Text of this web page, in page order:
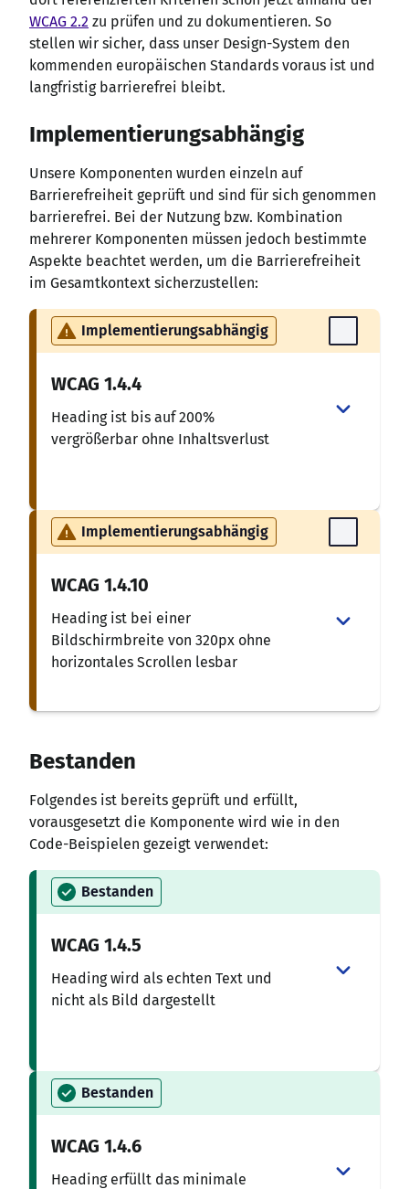
WCAG 2.2 zu prüfen und zu dokumentieren. So
stellen wir sicher, dass unser Design-System den
kommenden europäischen Standards voraus ist und
langfristig barrierefrei bleibt.
Implementierungsabhängig
Unsere Komponenten wurden einzeln auf
Barrierefreiheit geprüft und sind für sich genommen
barrierefrei. Bei der Nutzung bzw. Kombination
mehrerer Komponenten müssen jedoch bestimmte
Aspekte beachtet werden, um die Barrierefreiheit
im Gesamtkontext sicherzustellen:
Implementierungsabhängig
WCAG 1.4.4
Heading ist bis auf 200%
vergrößerbar ohne Inhaltsverlust
Implementierungsabhängig
WCAG 1.4.10
Heading ist bei einer
Bildschirmbreite von 320px ohne
horizontales Scrollen lesbar
Bestanden
Folgendes ist bereits geprüft und erfüllt,
vorausgesetzt die Komponente wird wie in den
Code-Beispielen gezeigt verwendet:
Bestanden
WCAG 1.4.5
Heading wird als echten Text und
nicht als Bild dargestellt
Bestanden
WCAG 1.4.6
Heading erfüllt das minimale